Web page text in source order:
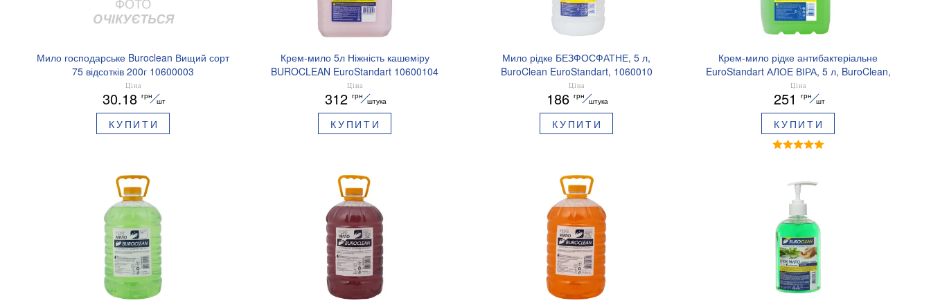
Мило господарське Buroclean Вищий сорт
75 відсотків 200г 10600003
Ціна
30.18 грн
шт
КУПИТИ
Крем-мило 5л Ніжність кашеміру
BUROCLEAN EuroStandart 10600104
Ціна
312 грн
штука
КУПИТИ
Мило рідке БЕЗФОСФАТНЕ, 5 л,
BuroClean EuroStandart, 1060010
Ціна
186 грн
штука
КУПИТИ
Крем-мило рідке антибактеріальне
EuroStandart АЛОЕ ВІРА, 5 л, BuroClean,
10600102
Ціна
251 грн
шт
КУПИТИ